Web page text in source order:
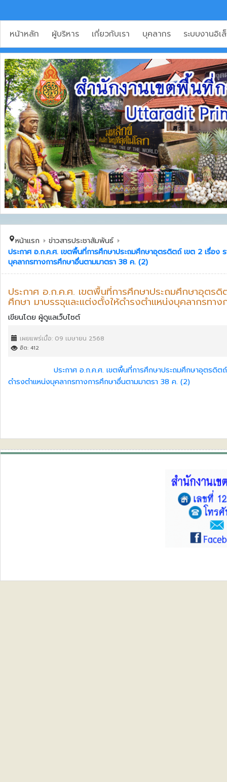
หน้าหลัก ผู้บริหาร เกี่ยวกับเรา บุคลากร ระบบงานอิ
หน้าแรก
ข่าวสารประชาสัมพันธ์
ประกาศ อ.ก.ค.ศ. เขตพื้นที่การศึกษาประถมศึกษาอุตรดิตถ์ เขต 2 เรื่อง
บุคลากรทางการศึกษาอื่นตามมาตรา 38 ค. (2)
ประกาศ อ.ก.ค.ศ. เขตพื้นที่การศึกษาประถมศึกษาอุตร
ศึกษา มาบรรจุและแต่งตั้งให้ดำรงตำแหน่งบุคลากรทา
เขียนโดย ผู้ดูแลเว็บไซต์
เผยแพร่เมื่อ: 09 เมษายน 2568
ฮิต: 412
ประกาศ อ.ก.ค.ศ. เขตพื้นที่การศึกษาประถมศึกษาอุตรดิต
ดำรงตำแหน่งบุคลากรทางการศึกษาอื่นตามมาตรา 38 ค. (2)